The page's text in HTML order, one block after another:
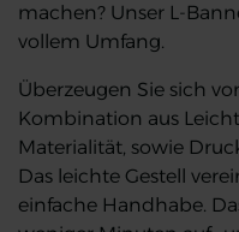
machen? Unser L-
vollem Umfang.
Überzeugen Sie sich
Kombination aus
Materialität, sowie
Das leichte Gestell
einfache Handhabe.